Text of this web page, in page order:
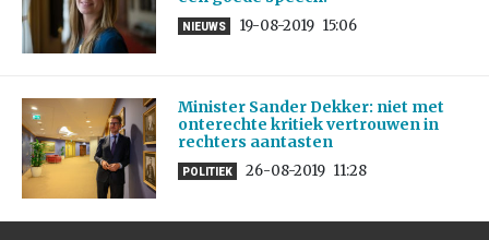
NIEUWS 19-08-2019 15:06
Minister Sander Dekker: niet met
onterechte kritiek vertrouwen in
rechters aantasten
POLITIEK 26-08-2019 11:28